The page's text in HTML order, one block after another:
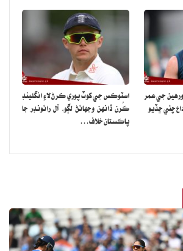
انگلينڊ جي جان ٽرنر 25 ورهين جي عمر
چئي ڇڏيو
اسٽوڪس جي کوٽ پوري ڪرڻ لاءِ انگلينڊ
ڪُرن ڏانهن وجهائڻ لڳو، آل رائونڊر جا
پاڪستان خلاف…